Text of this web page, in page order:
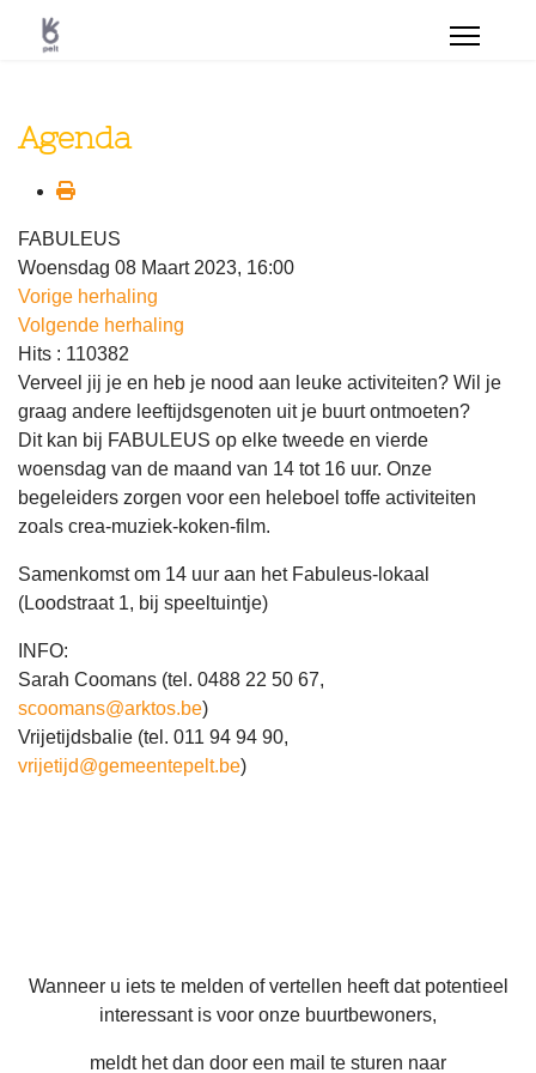
Agenda
FABULEUS
Woensdag 08 Maart 2023, 16:00
Vorige herhaling
Volgende herhaling
Hits : 110382
Verveel jij je en heb je nood aan leuke activiteiten? Wil je
graag andere leeftijdsgenoten uit je buurt ontmoeten?
Dit kan bij FABULEUS op elke tweede en vierde
woensdag van de maand van 14 tot 16 uur. Onze
begeleiders zorgen voor een heleboel toffe activiteiten
zoals crea-muziek-koken-film.
Samenkomst om 14 uur aan het Fabuleus-lokaal
(Loodstraat 1, bij speeltuintje)
INFO:
Sarah Coomans (tel. 0488 22 50 67,
scoomans@arktos.be)
Vrijetijdsbalie (tel. 011 94 94 90,
vrijetijd@gemeentepelt.be)
Wanneer u iets te melden of vertellen heeft dat potentieel
interessant is voor onze buurtbewoners,
meldt het dan door een mail te sturen naar